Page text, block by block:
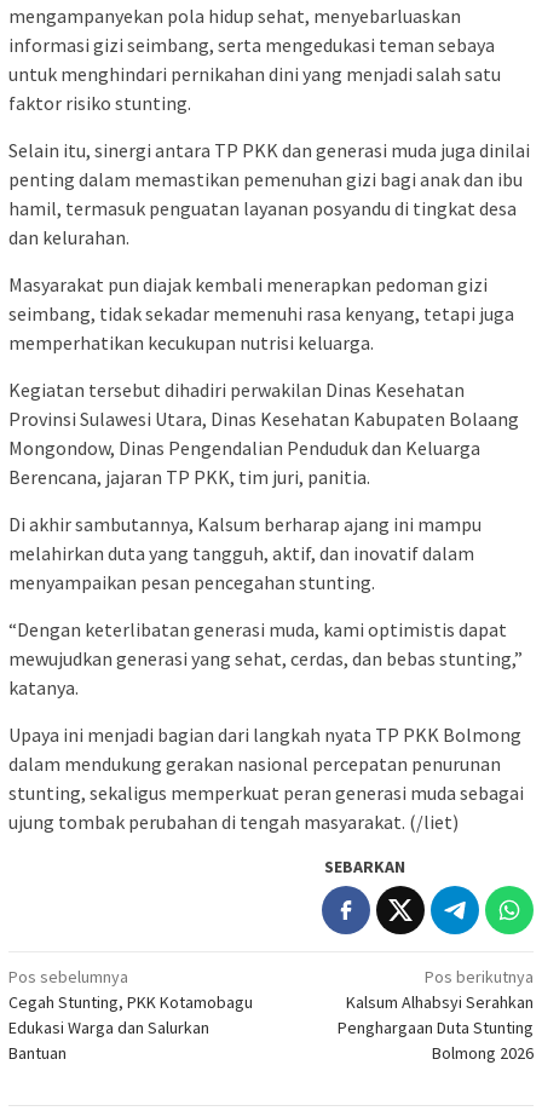
mengampanyekan pola hidup sehat, menyebarluaskan
informasi gizi seimbang, serta mengedukasi teman sebaya
untuk menghindari pernikahan dini yang menjadi salah satu
faktor risiko stunting.
Selain itu, sinergi antara TP PKK dan generasi muda juga dinilai
penting dalam memastikan pemenuhan gizi bagi anak dan ibu
hamil, termasuk penguatan layanan posyandu di tingkat desa
dan kelurahan.
Masyarakat pun diajak kembali menerapkan pedoman gizi
seimbang, tidak sekadar memenuhi rasa kenyang, tetapi juga
memperhatikan kecukupan nutrisi keluarga.
Kegiatan tersebut dihadiri perwakilan Dinas Kesehatan
Provinsi Sulawesi Utara, Dinas Kesehatan Kabupaten Bolaang
Mongondow, Dinas Pengendalian Penduduk dan Keluarga
Berencana, jajaran TP PKK, tim juri, panitia.
Di akhir sambutannya, Kalsum berharap ajang ini mampu
melahirkan duta yang tangguh, aktif, dan inovatif dalam
menyampaikan pesan pencegahan stunting.
“Dengan keterlibatan generasi muda, kami optimistis dapat
mewujudkan generasi yang sehat, cerdas, dan bebas stunting,”
katanya.
Upaya ini menjadi bagian dari langkah nyata TP PKK Bolmong
dalam mendukung gerakan nasional percepatan penurunan
stunting, sekaligus memperkuat peran generasi muda sebagai
ujung tombak perubahan di tengah masyarakat. (/liet)
SEBARKAN
Navigasi
pos
Pos sebelumnya
Cegah Stunting, PKK Kotamobagu
Edukasi Warga dan Salurkan
Bantuan
Pos berikutnya
Kalsum Alhabsyi Serahkan
Penghargaan Duta Stunting
Bolmong 2026